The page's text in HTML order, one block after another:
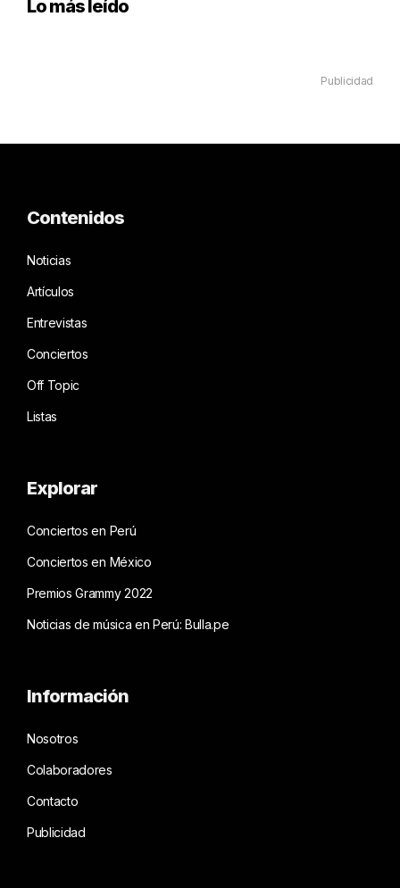
Lo más leído
Publicidad
Contenidos
Noticias
Artículos
Entrevistas
Conciertos
Off Topic
Listas
Explorar
Conciertos en Perú
Conciertos en México
Premios Grammy 2022
Noticias de música en Perú: Bulla.pe
Información
Nosotros
Colaboradores
Contacto
Publicidad